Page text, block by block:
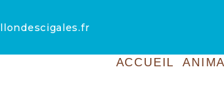
ACCUEIL